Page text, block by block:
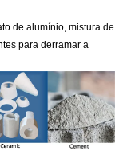
de alumínio, mistura de
para derramar a